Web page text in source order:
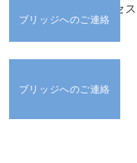
アクセス
ブリッジへのご連絡
ブリッジへのご連絡